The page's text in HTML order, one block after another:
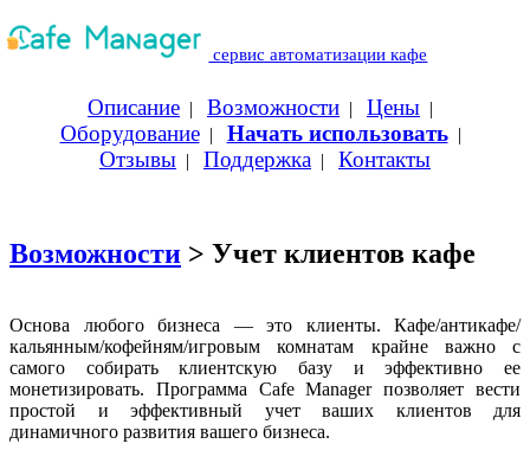
сервис автоматизации кафе
Описание | Возможности | Цены |
Оборудование| Начать использовать|
Отзывы | Поддержка | Контакты
Возможности > Учет клиентов кафе
Основа любого бизнеса — это клиенты. Кафе/антикафе/
кальянным/кофейням/игровым комнатам крайне важно с
самого собирать клиентскую базу и эффективно ее
монетизировать. Программа Cafe Manager позволяет вести
простой и эффективный учет ваших клиентов для
динамичного развития вашего бизнеса.